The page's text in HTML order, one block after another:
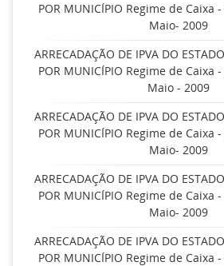
POR MUNICÍPIO Regime de Caixa
Maio- 2009
ARRECADAÇÃO DE IPVA DO
POR MUNICÍPIO Regime de Caixa
Maio - 2009
ARRECADAÇÃO DE IPVA DO
POR MUNICÍPIO Regime de Caixa
Maio- 2009
ARRECADAÇÃO DE IPVA DO
POR MUNICÍPIO Regime de Caixa
Maio- 2009
ARRECADAÇÃO DE IPVA DO
POR MUNICÍPIO Regime de Caixa